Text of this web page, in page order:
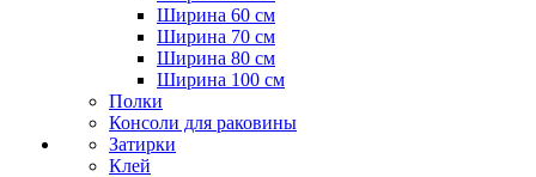
Ширина 60 см
Ширина 70 см
Ширина 80 см
Ширина 100 см
Полки
Консоли для раковины
Затирки
Клей